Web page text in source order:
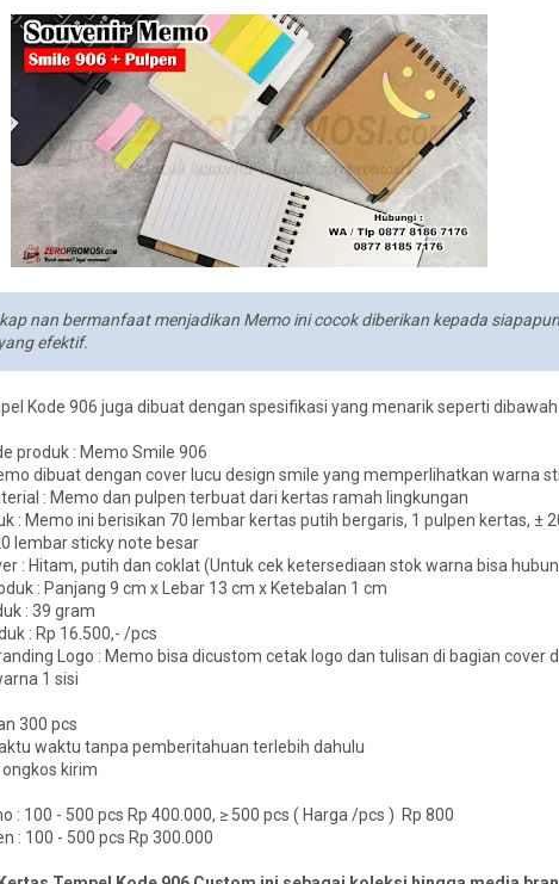
nan bermanfaat menjadikan Memo ini cocok diberikan kepada
efektif.
Kode 906 juga dibuat dengan spesifikasi yang menarik seperti dibawah
produk : Memo Smile 906
dibuat dengan cover lucu design smile yang memperlihatkan warna
: Memo dan pulpen terbuat dari kertas ramah lingkungan
: Memo ini berisikan 70 lembar kertas putih bergaris, 1 pulpen kertas, ±
lembar sticky note besar
: Hitam, putih dan coklat (Untuk cek ketersediaan stok warna bisa
: Panjang 9 cm x Lebar 13 cm x Ketebalan 1 cm
: 39 gram
: Rp 16.500,- /pcs
Logo : Memo bisa dicustom cetak logo dan tulisan di bagian cover
1 sisi
300 pcs
waktu tanpa pemberitahuan terlebih dahulu
kirim
: 100 - 500 pcs Rp 400.000, ≥ 500 pcs ( Harga /pcs ) Rp 800
: 100 - 500 pcs Rp 300.000